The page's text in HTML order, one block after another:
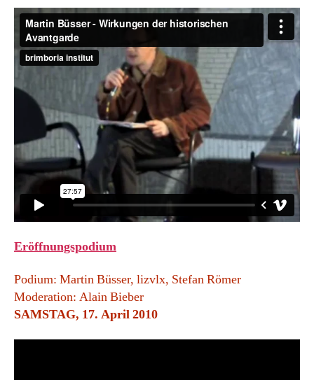
Eröffnungspodium
Podium: Martin Büsser, lizvlx, Stefan Römer
Moderation: Alain Bieber
SAMSTAG, 17. April 2010